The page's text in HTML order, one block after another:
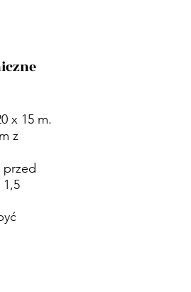
x 15 m.
z
przed